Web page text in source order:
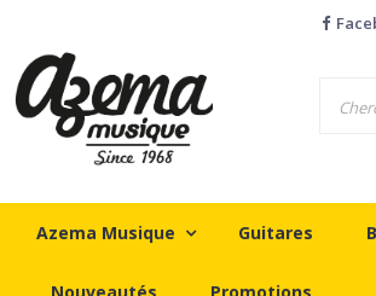
Azema Musique Guitares